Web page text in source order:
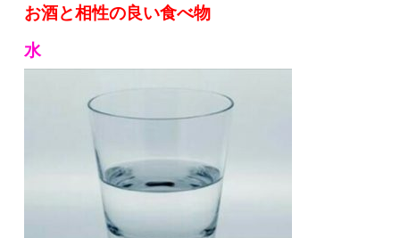
お酒と相性の良い食べ物
水